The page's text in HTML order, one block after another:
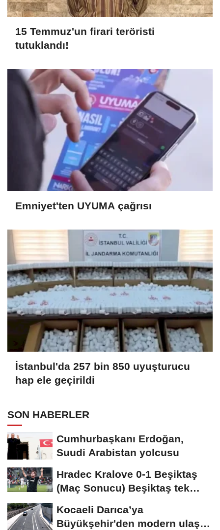
15 Temmuz'un firari teröristi
tutuklandı!
Emniyet'ten UYUMA çağrısı
İstanbul'da 257 bin 850 uyuşturucu
hap ele geçirildi
SON HABERLER
Cumhurbaşkanı Erdoğan,
Suudi Arabistan yolcusu
Hradec Kralove 0-1 Beşiktaş
(Maç Sonucu) Beşiktaş tek
Kocaeli Darıca’ya
Büyükşehir'den modern ulaşım